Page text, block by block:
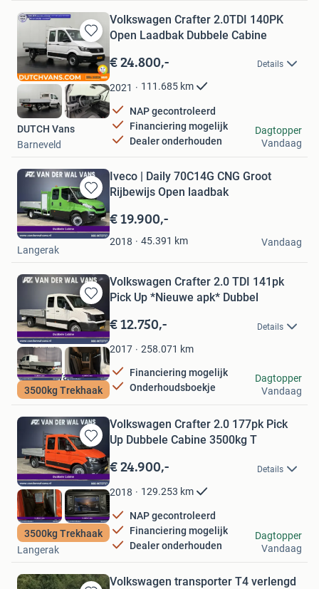
Bewaren
in
Mijn
Favorieten
Volkswagen Crafter 2.0TDI 140PK
Open Laadbak Dubbele Cabine
€ 24.800,- Details
2021 111.685 km
NAP gecontroleerd
Financiering mogelijk
Dealer onderhouden
DUTCH Vans
Barneveld
Dagtopper
Vandaag
Bewaren
in
Mijn
Favorieten
Iveco | Daily 70C14G CNG Groot
Rijbewijs Open laadbak
€ 19.900,-
2018 45.391 km
Van der Wal Vans
Langerak
Vandaag
Bewaren
in
Mijn
Favorieten
3500kg Trekhaak
Volkswagen Crafter 2.0 TDI 141pk
Pick Up *Nieuwe apk* Dubbel
€ 12.750,- Details
2017 258.071 km
Financiering mogelijk
Onderhoudsboekje
Van der Wal Vans
Langerak
Dagtopper
Vandaag
Bewaren
in
Mijn
Favorieten
3500kg Trekhaak
Volkswagen Crafter 2.0 177pk Pick
Up Dubbele Cabine 3500kg T
€ 24.900,- Details
2018 129.253 km
NAP gecontroleerd
Financiering mogelijk
Dealer onderhouden
Van der Wal Vans
Langerak
Dagtopper
Vandaag
Volkswagen transporter T4 verlengd